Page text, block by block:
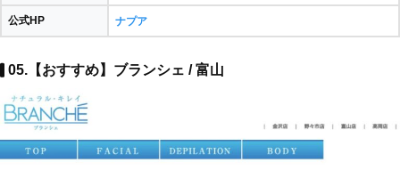
公式HP ナプア
05.【おすすめ】ブランシェ / 富山